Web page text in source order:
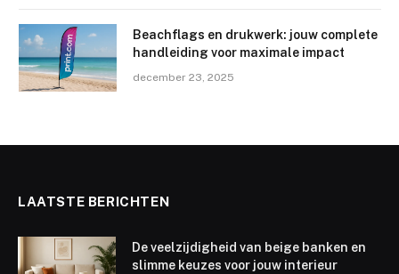
Beachflags en drukwerk: jouw complete
handleiding voor maximale impact
december 23, 2025
LAATSTE BERICHTEN
De veelzijdigheid van beige banken en
slimme keuzes voor jouw interieur